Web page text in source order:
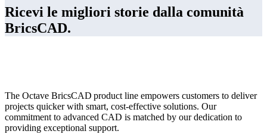
Ricevi le migliori storie dalla comunità
BricsCAD.
The Octave BricsCAD product line empowers customers to deliver
projects quicker with smart, cost-effective solutions. Our
commitment to advanced CAD is matched by our dedication to
providing exceptional support.